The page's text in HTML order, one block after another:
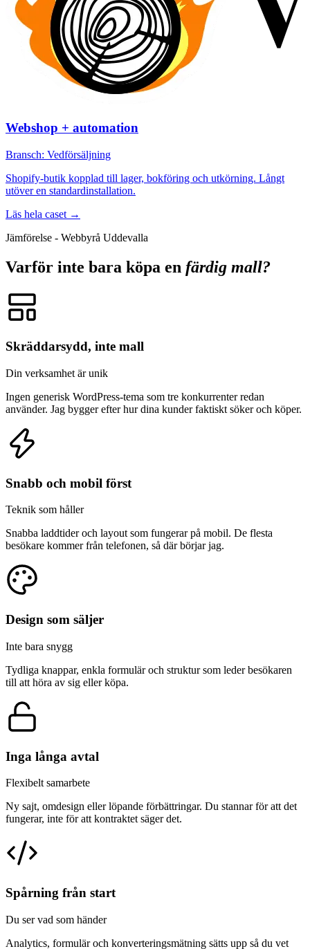
Webshop + automation
Bransch: Vedförsäljning
Shopify-butik kopplad till lager, bokföring och utkörning. Långt
utöver en standardinstallation.
Läs hela caset →
Jämförelse - Webbyrå Uddevalla
Varför inte bara köpa en färdig mall?
Skräddarsydd, inte mall
Din verksamhet är unik
Ingen generisk WordPress-tema som tre konkurrenter redan
använder. Jag bygger efter hur dina kunder faktiskt söker och köper.
Snabb och mobil först
Teknik som håller
Snabba laddtider och layout som fungerar på mobil. De flesta
besökare kommer från telefonen, så där börjar jag.
Design som säljer
Inte bara snygg
Tydliga knappar, enkla formulär och struktur som leder besökaren
till att höra av sig eller köpa.
Inga långa avtal
Flexibelt samarbete
Ny sajt, omdesign eller löpande förbättringar. Du stannar för att det
fungerar, inte för att kontraktet säger det.
Spårning från start
Du ser vad som händer
Analytics, formulär och konverteringsmätning sätts upp så du vet